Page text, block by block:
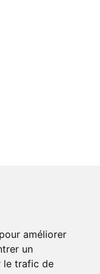
améliorer
un
le trafic de